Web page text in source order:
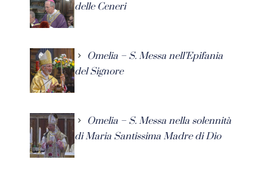
delle Ceneri
Omelia – S. Messa nell’Epifania
del Signore
Omelia – S. Messa nella solennità
di Maria Santissima Madre di Dio